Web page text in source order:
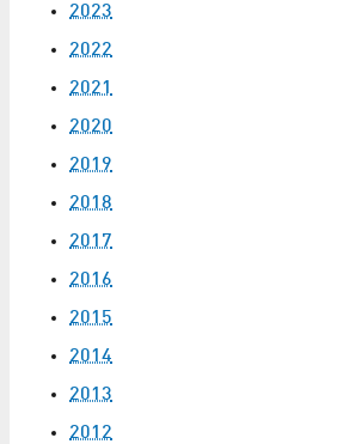
2023
2022
2021
2020
2019
2018
2017
2016
2015
2014
2013
2012